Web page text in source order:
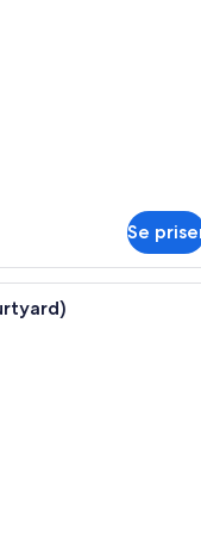
Se
1 queensize-seng